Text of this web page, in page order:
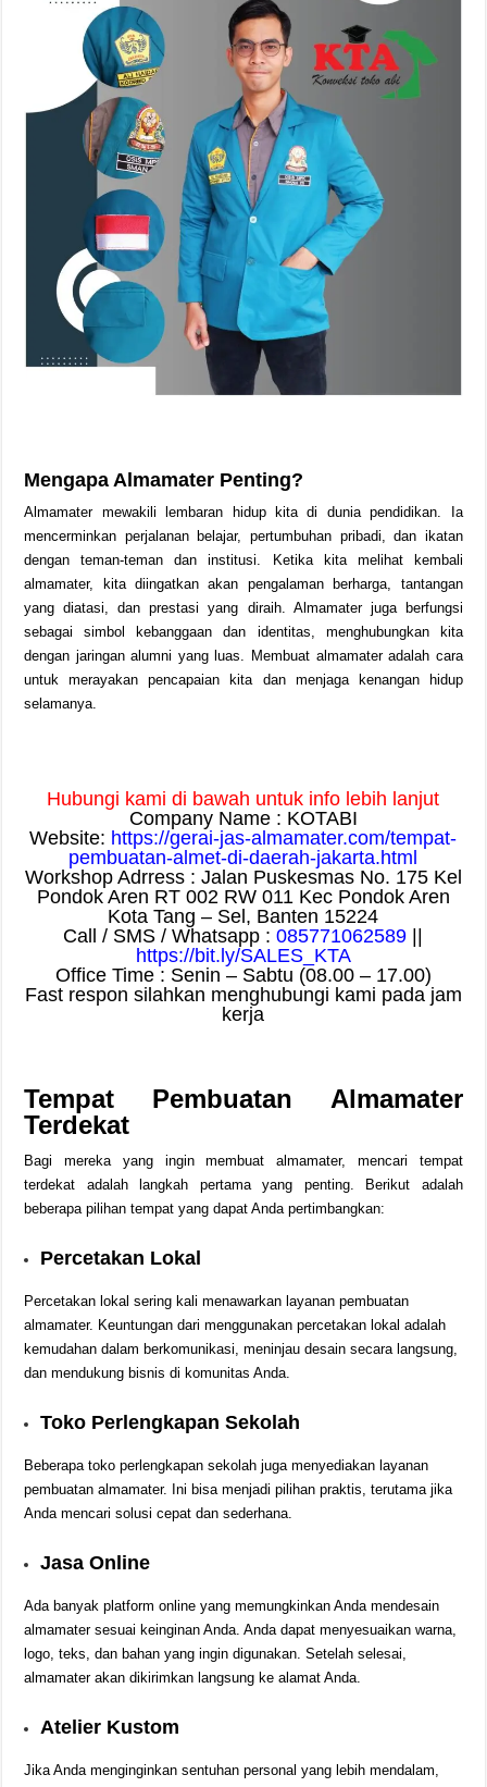
Mengapa Almamater Penting?
Almamater mewakili lembaran hidup kita di dunia pendidikan. Ia
mencerminkan perjalanan belajar, pertumbuhan pribadi, dan ikatan
dengan teman-teman dan institusi. Ketika kita melihat kembali
almamater, kita diingatkan akan pengalaman berharga, tantangan
yang diatasi, dan prestasi yang diraih. Almamater juga berfungsi
sebagai simbol kebanggaan dan identitas, menghubungkan kita
dengan jaringan alumni yang luas. Membuat almamater adalah cara
untuk merayakan pencapaian kita dan menjaga kenangan hidup
selamanya.
Hubungi kami di bawah untuk info lebih lanjut
Company Name : KOTABI
Website: https://gerai-jas-almamater.com/tempat-
pembuatan-almet-di-daerah-jakarta.html
Workshop Adrress : Jalan Puskesmas No. 175 Kel
Pondok Aren RT 002 RW 011 Kec Pondok Aren
Kota Tang – Sel, Banten 15224
Call / SMS / Whatsapp :085771062589 ||
https://bit.ly/SALES_KTA
Office Time : Senin – Sabtu (08.00 – 17.00)
Fast respon silahkan menghubungi kami pada jam
kerja
Tempat Pembuatan Almamater
Terdekat
Bagi mereka yang ingin membuat almamater, mencari tempat
terdekat adalah langkah pertama yang penting. Berikut adalah
beberapa pilihan tempat yang dapat Anda pertimbangkan:
Percetakan Lokal
Percetakan lokal sering kali menawarkan layanan pembuatan
almamater. Keuntungan dari menggunakan percetakan lokal adalah
kemudahan dalam berkomunikasi, meninjau desain secara langsung,
dan mendukung bisnis di komunitas Anda.
Toko Perlengkapan Sekolah
Beberapa toko perlengkapan sekolah juga menyediakan layanan
pembuatan almamater. Ini bisa menjadi pilihan praktis, terutama jika
Anda mencari solusi cepat dan sederhana.
Jasa Online
Ada banyak platform online yang memungkinkan Anda mendesain
almamater sesuai keinginan Anda. Anda dapat menyesuaikan warna,
logo, teks, dan bahan yang ingin digunakan. Setelah selesai,
almamater akan dikirimkan langsung ke alamat Anda.
Atelier Kustom
Jika Anda menginginkan sentuhan personal yang lebih mendalam,